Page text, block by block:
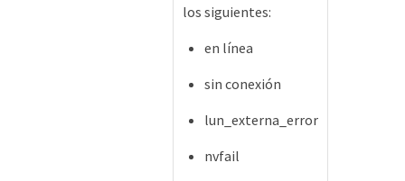
los siguientes:
en línea
sin conexión
lun_externa_error
nvfail